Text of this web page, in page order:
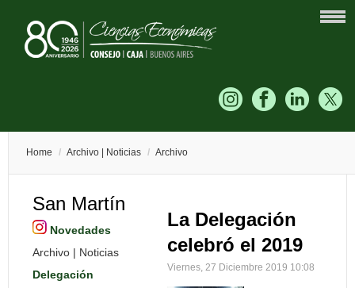
Home / Archivo | Noticias / Archivo
San Martín
Novedades
Archivo | Noticias
Delegación
La Delegación
celebró el 2019
Viernes, 27 Diciembre 2019 10:08